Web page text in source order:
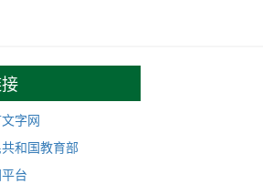
字网
和国教育部
台